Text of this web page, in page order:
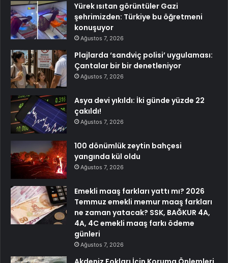
Yürek ısıtan görüntüler Gazi
şehrimizden: Türkiye bu öğretmeni
konuşuyor
Ağustos 7, 2026
Plajlarda ‘sandviç polisi’ uygulaması:
Çantalar bir bir denetleniyor
Ağustos 7, 2026
Asya devi yıkıldı: İki günde yüzde 22
çakıldı!
Ağustos 7, 2026
100 dönümlük zeytin bahçesi
yangında kül oldu
Ağustos 7, 2026
Emekli maaş farkları yattı mı? 2026
Temmuz emekli memur maaş farkları
ne zaman yatacak? SSK, BAĞKUR 4A,
4A, 4C emekli maaş farkı ödeme
günleri
Ağustos 7, 2026